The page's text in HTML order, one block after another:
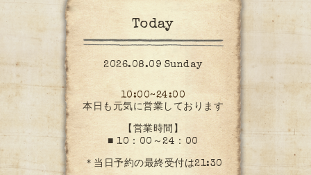
Today
2026.08.09 Sunday
10:00~24:00
本日も元気に営業しております
【営業時間】
■ 10：00～24：00
＊当日予約の最終受付は21:30